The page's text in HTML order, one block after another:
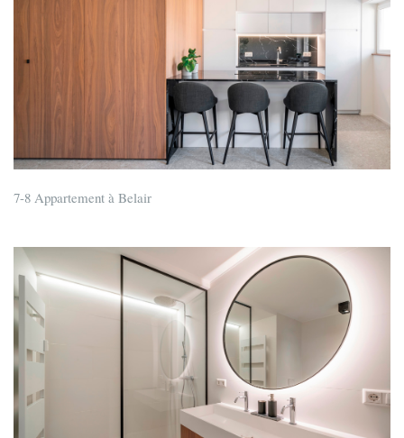
7-8 Appartement à Belair